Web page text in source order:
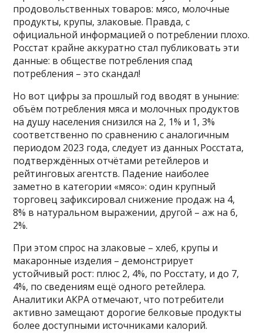
продовольственных товаров: мясо, молочные
продукты, крупы, злаковые. Правда, с
официальной информацией о потреблении плохо.
Росстат крайне аккуратно стал публиковать эти
данные: в обществе потребления спад
потребления – это скандал!
Но вот цифры за прошлый год вводят в уныние:
объём потребления мяса и молочных продуктов
на душу населения снизился на 2, 1% и 1, 3%
соответственно по сравнению с аналогичным
периодом 2023 года, следует из данных Росстата,
подтверждённых отчётами ретейлеров и
рейтинговых агентств. Падение наиболее
заметно в категории «мясо»: один крупный
торговец зафиксировал снижение продаж на 4,
8% в натуральном выражении, другой – аж на 6,
2%.
При этом спрос на злаковые – хлеб, крупы и
макаронные изделия – демонстрирует
устойчивый рост: плюс 2, 4%, по Росстату, и до 7,
4%, по сведениям ещё одного ретейлера.
Аналитики АКРА отмечают, что потребители
активно замещают дорогие белковые продукты
более доступными источниками калорий.